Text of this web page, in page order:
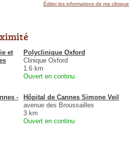
Éditer les informations de ma clinique
et
Polyclinique Oxford
Clinique Oxford
1.6 km
Ouvert en continu
-
Hôpital de Cannes Simone Veil
avenue des Broussailles
3 km
Ouvert en continu